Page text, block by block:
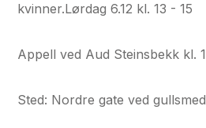
kvinner.Lørdag 6.12 kl. 13 - 15
Appell ved Aud Steinsbekk kl.
Sted: Nordre gate ved